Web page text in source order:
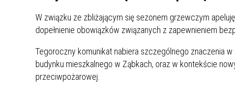
KARTA DUŻEJ RODZINY OFERTY
AKTYWIZACJA SPOŁECZNO–
ZAWODOWA OSÓB
NIEPEŁNOSPRAWNYCH
PLAN
UCZNIÓW
AWANS ZAWODOWY NAUCZYCIELI
STYPENDIUM MIASTA BĘDZINA
W związku ze zbliżającym się sezonem grzewczym
dopełnienie obowiązków związanych z zapewnieniem
Tegoroczny komunikat nabiera szczególnego znaczenia
budynku mieszkalnego w Ząbkach, oraz w kontekście
przeciwpożarowej.